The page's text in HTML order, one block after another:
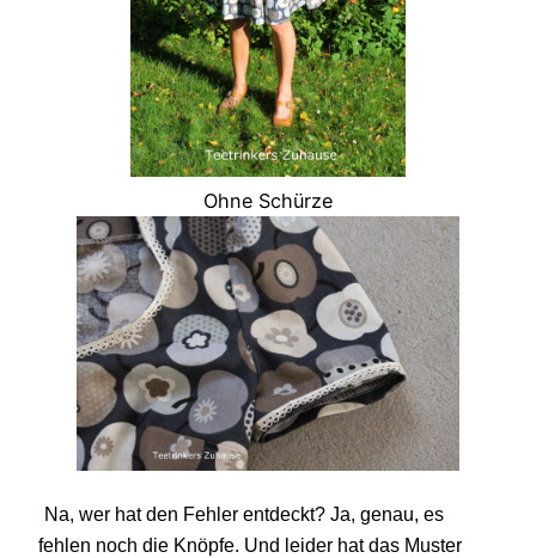
Ohne Schürze
Na, wer hat den Fehler entdeckt? Ja, genau, es
fehlen noch die Knöpfe. Und leider hat das Muster